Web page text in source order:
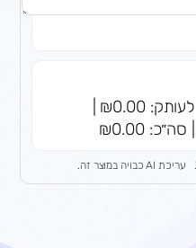
סה״כ עותקים: 0 | מחיר לעותק: ₪0.00 |
עריכת AI כבויה במוצר זה.